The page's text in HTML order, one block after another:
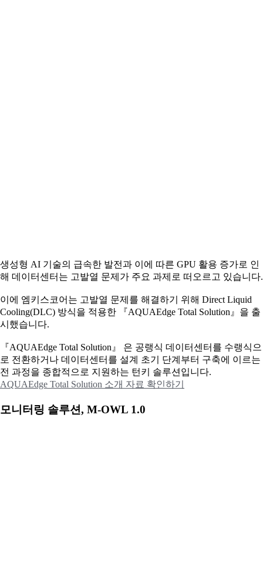
생성형 AI 기술의 급속한 발전과 이에 따른 GPU 활용 증가로 인
해 데이터센터는 고발열 문제가 주요 과제로 떠오르고 있습니다.
이에 엠키스코어는 고발열 문제를 해결하기 위해 Direct Liquid
Cooling(DLC) 방식을 적용한 『AQUAEdge Total Solution』을 출
시했습니다.
『AQUAEdge Total Solution』 은 공랭식 데이터센터를 수랭식으
로 전환하거나 데이터센터를 설계 초기 단계부터 구축에 이르는
전 과정을 종합적으로 지원하는 턴키 솔루션입니다.
AQUAEdge Total Solution 소개 자료 확인하기
모니터링 솔루션, M-OWL 1.0